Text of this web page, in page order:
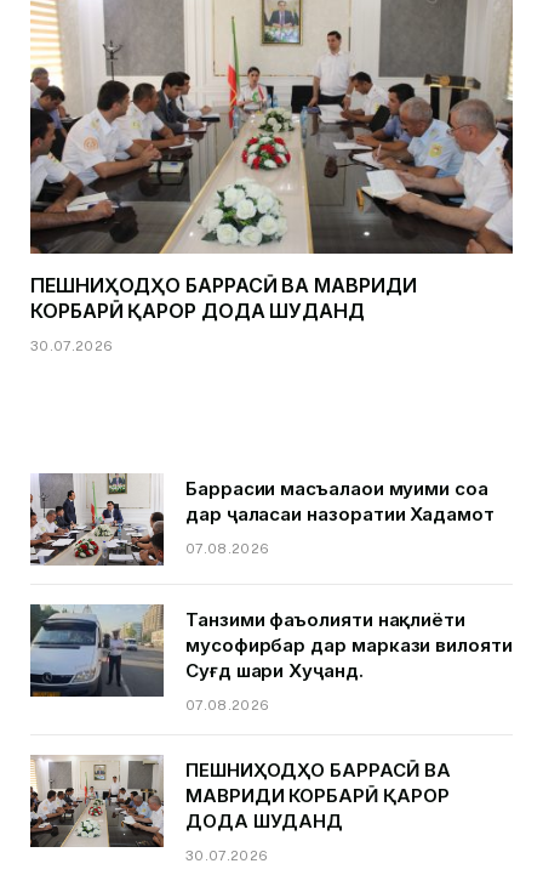
ПЕШНИҲОДҲО БАРРАСӢ ВА МАВРИДИ
КОРБАРӢ ҚАРОР ДОДА ШУДАНД
30.07.2026
Баррасии масъалаҳои муҳими соҳа
дар ҷаласаи назоратии Хадамот
07.08.2026
Танзими фаъолияти нақлиёти
мусофирбар дар маркази вилояти
Суғд шаҳри Хуҷанд.
07.08.2026
ПЕШНИҲОДҲО БАРРАСӢ ВА
МАВРИДИ КОРБАРӢ ҚАРОР
ДОДА ШУДАНД
30.07.2026